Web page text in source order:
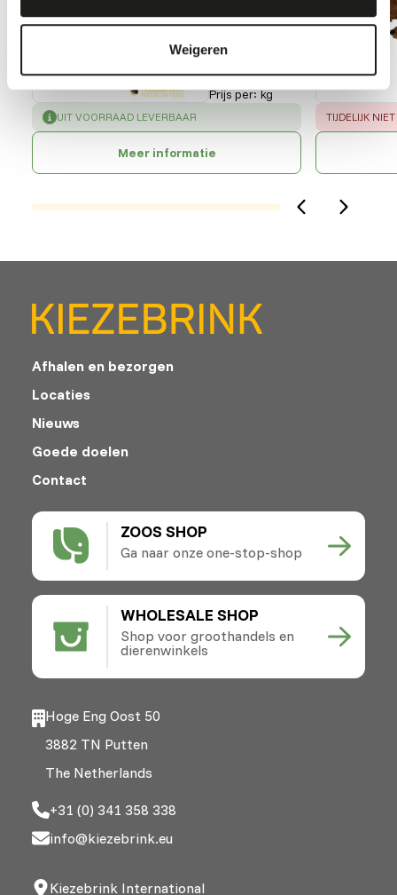
Weigeren
50101
Prijs per:kg
SUCCESS:
UIT VOORRAAD LEVERBAAR
Meer informatie
ERROR :
TIJDELIJK
ZOOS SHOP
Ga naar onze one-stop-shop
WHOLESALE SHOP
Shop voor groothandels en
dierenwinkels
Afhalen en bezorgen
Locaties
Nieuws
Goede doelen
Contact
Hoge Eng Oost 50
3882 TN Putten
The Netherlands
+31 (0) 341 358 338
info@kiezebrink.eu
Kiezebrink International